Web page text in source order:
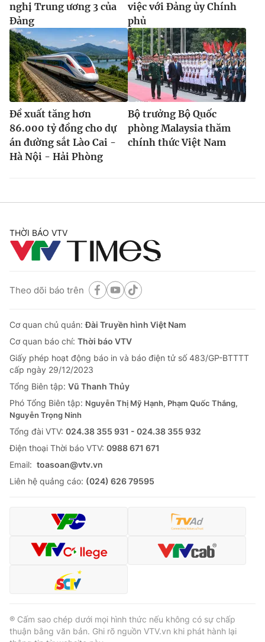
nghị Trung ương 3 của
Đảng
việc với Đảng ủy Chính
phủ
Đề xuất tăng hơn
86.000 tỷ đồng cho dự
án đường sắt Lào Cai -
Hà Nội - Hải Phòng
Bộ trưởng Bộ Quốc
phòng Malaysia thăm
chính thức Việt Nam
THỜI BÁO VTV
Theo dõi báo trên
Cơ quan chủ quản:Đài Truyền hình Việt Nam
Cơ quan báo chí: Thời báo VTV
Giấy phép hoạt động báo in và báo điện tử số 483/GP-BTTTT
cấp ngày 29/12/2023
Tổng Biên tập: Vũ Thanh Thủy
Phó Tổng Biên tập: Nguyễn Thị Mỹ Hạnh, Phạm Quốc Thắng,
Nguyễn Trọng Ninh
Tổng đài VTV: 024.38 355 931 - 024.38 355 932
Ðiện thoại Thời báo VTV: 0988 671 671
Email: toasoan@vtv.vn
Liên hệ quảng cáo: (024) 626 79595
® Cấm sao chép dưới mọi hình thức nếu không có sự chấp
thuận bằng văn bản. Ghi rõ nguồn VTV.vn khi phát hành lại